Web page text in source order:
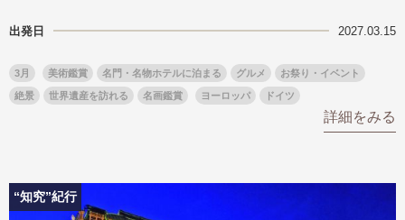
出発日 2027.03.15
3月 美術鑑賞 名門・名物ホテルに泊まる グルメ お祭り・イベント
絶景 世界遺産を訪れる 名画鑑賞 ヨーロッパ ドイツ
詳細をみる
“知究”紀行